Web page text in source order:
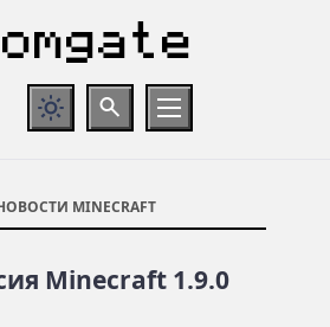
MINECRAFT
Minecraft 1.9.0